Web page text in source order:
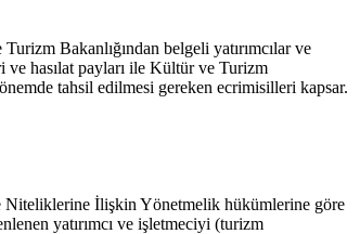
Bakanlığından belgeli yatırımcılar ve
hasılat payları ile Kültür ve Turizm
tahsil edilmesi gereken ecrimisilleri kapsar.
Niteliklerine İlişkin Yönetmelik hükümlerine göre
yatırımcı ve işletmeciyi (turizm